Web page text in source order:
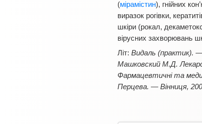
(мірамістин), гнійних
виразок рогівки,
шкіри (рокал,
вірусних захворювань
Літ: Видаль (практик).
Машковский М.Д.
Фармацевтичні та
Перцева. — Вінниця,